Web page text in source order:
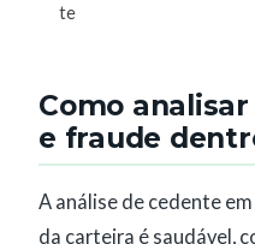
te
Como
e fraude
A análise de cedente em
da carteira é saudável,